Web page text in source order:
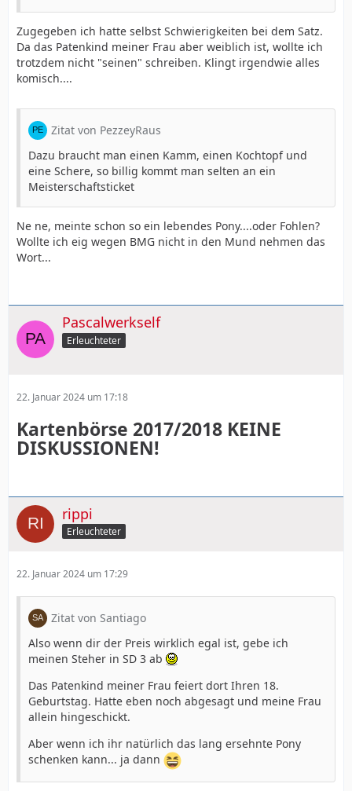
Zugegeben ich hatte selbst Schwierigkeiten bei dem Satz.
Da das Patenkind meiner Frau aber weiblich ist, wollte ich
trotzdem nicht "seinen" schreiben. Klingt irgendwie alles
komisch....
Zitat von PezzeyRaus
Dazu braucht man einen Kamm, einen Kochtopf und
eine Schere, so billig kommt man selten an ein
Meisterschaftsticket
Ne ne, meinte schon so ein lebendes Pony....oder Fohlen?
Wollte ich eig wegen BMG nicht in den Mund nehmen das
Wort...
Pascalwerkself
Erleuchteter
22. Januar 2024 um 17:18
Kartenbörse 2017/2018 KEINE
DISKUSSIONEN!
rippi
Erleuchteter
22. Januar 2024 um 17:29
Zitat von Santiago
Also wenn dir der Preis wirklich egal ist, gebe ich
meinen Steher in SD 3 ab
Das Patenkind meiner Frau feiert dort Ihren 18.
Geburtstag. Hatte eben noch abgesagt und meine Frau
allein hingeschickt.
Aber wenn ich ihr natürlich das lang ersehnte Pony
schenken kann... ja dann